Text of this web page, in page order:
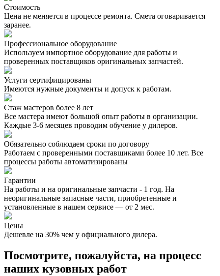
Стоимость
Цена не меняется в процессе ремонта. Смета оговаривается
заранее.
Профессиональное оборудование
Используем импортное оборудование для работы и
проверенных поставщиков оригинальных запчастей.
Услуги сертифицированы
Имеются нужные документы и допуск к работам.
Стаж мастеров более 8 лет
Все мастера имеют большой опыт работы в организации.
Каждые 3-6 месяцев проводим обучение у дилеров.
Обязательно соблюдаем сроки по договору
Работаем с проверенными поставщиками более 10 лет. Все
процессы работы автоматизированы
Гарантии
На работы и на оригинальные запчасти - 1 год. На
неоригинальные запасные части, приобретенные и
установленные в нашем сервисе — от 2 мес.
Цены
Дешевле на 30% чем у официального дилера.
Посмотрите, пожалуйста, на процесс
наших кузовных работ